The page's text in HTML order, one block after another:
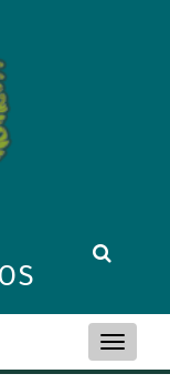
Toggle